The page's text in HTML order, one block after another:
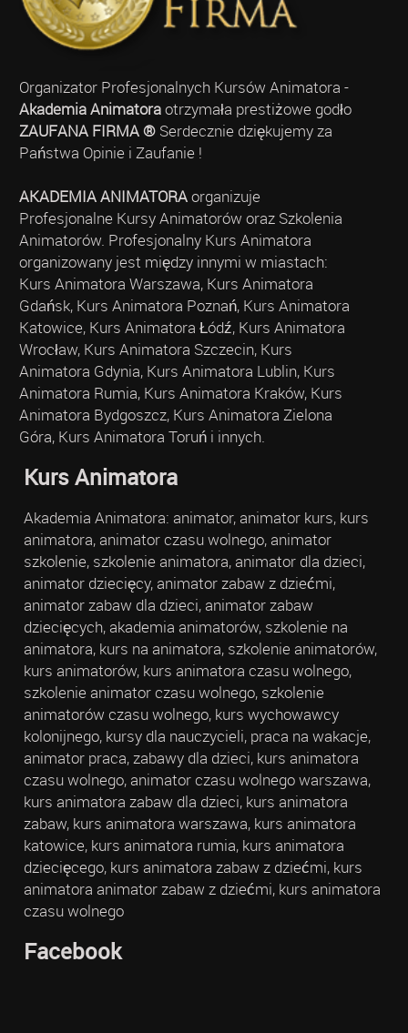
Organizator Profesjonalnych Kursów Animatora -
Akademia Animatoraotrzymała prestiżowe godło
ZAUFANA FIRMA ®Serdecznie dziękujemy za
Państwa Opinie i Zaufanie !
AKADEMIA ANIMATORAorganizuje
Profesjonalne Kursy Animatorów oraz Szkolenia
Animatorów. Profesjonalny Kurs Animatora
organizowany jest między innymi w miastach:
Kurs Animatora Warszawa, Kurs Animatora
Gdańsk, Kurs Animatora Poznań, Kurs Animatora
Katowice, Kurs Animatora Łódź, Kurs Animatora
Wrocław, Kurs Animatora Szczecin, Kurs
Animatora Gdynia, Kurs Animatora Lublin, Kurs
Animatora Rumia, Kurs Animatora Kraków, Kurs
Animatora Bydgoszcz, Kurs Animatora Zielona
Góra, Kurs Animatora Toruń i innych.
Kurs Animatora
Akademia Animatora: animator, animator kurs, kurs
animatora, animator czasu wolnego, animator
szkolenie, szkolenie animatora, animator dla dzieci,
animator dziecięcy, animator zabaw z dziećmi,
animator zabaw dla dzieci, animator zabaw
dziecięcych, akademia animatorów, szkolenie na
animatora, kurs na animatora, szkolenie animatorów,
kurs animatorów, kurs animatora czasu wolnego,
szkolenie animator czasu wolnego, szkolenie
animatorów czasu wolnego, kurs wychowawcy
kolonijnego, kursy dla nauczycieli, praca na wakacje,
animator praca, zabawy dla dzieci, kurs animatora
czasu wolnego, animator czasu wolnego warszawa,
kurs animatora zabaw dla dzieci, kurs animatora
zabaw, kurs animatora warszawa, kurs animatora
katowice, kurs animatora rumia, kurs animatora
dziecięcego, kurs animatora zabaw z dziećmi, kurs
animatora animator zabaw z dziećmi, kurs animatora
czasu wolnego
Facebook